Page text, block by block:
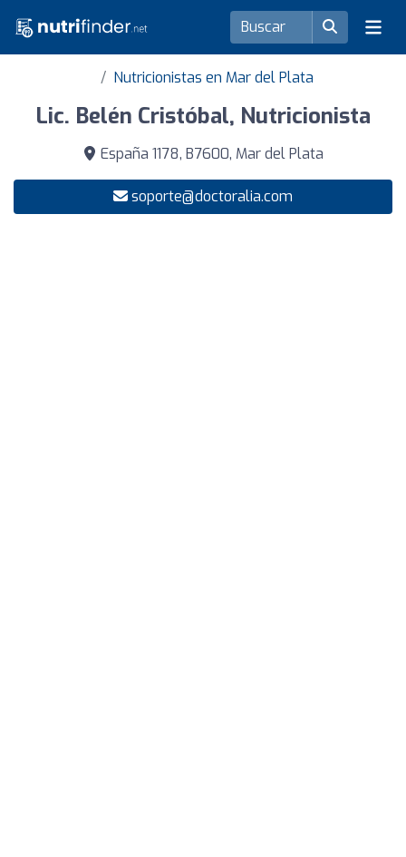
Nutricionistas en Mar del Plata
Lic. Belén Cristóbal, Nutricionista
España 1178, B7600, Mar del Plata
soporte@doctoralia.com